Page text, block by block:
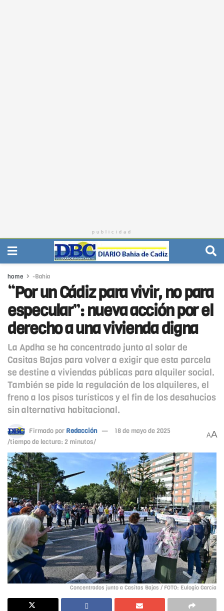
publicidad
home -Bahía
“Por un Cádiz para vivir, no para
especular”: nueva acción por el
derecho a una vivienda digna
La Apdha se ha concentrado junto al solar de
Casitas Bajas para volver a exigir que esta parcela
se destine a viviendas públicas para alquiler social.
También se pide la regulación de los alquileres, el
freno a los pisos turísticos y el fin de los desahucios
sin alternativa habitacional.
Firmado por Redacción
18 de mayo de 2025
/tiempo de lectura: 2 minutos/
AA
Concentrados junto a Casitas Bajas / FOTO: Eulogio García